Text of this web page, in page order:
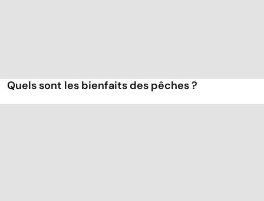
Quels sont les bienfaits des pêches ?